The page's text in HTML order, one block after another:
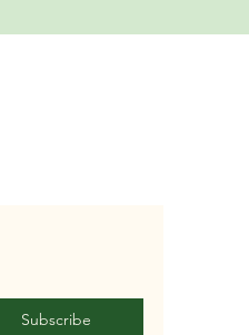
Subscribe